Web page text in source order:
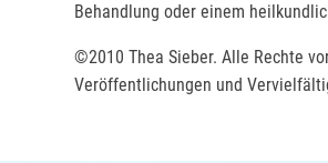
Behandlung oder einem
©2010 Thea Sieber. Alle Rechte
Veröffentlichungen und